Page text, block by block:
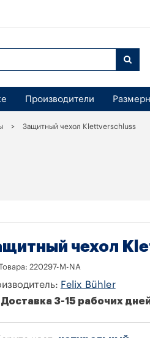
Производители
Защитный чехол Klettverschluss
чехол
220297-M-NA
Felix Bühler
Доставка 3-15 рабочих